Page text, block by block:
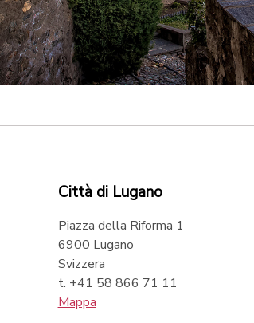
Città di Lugano
Piazza della Riforma 1
6900 Lugano
Svizzera
t. +41 58 866 71 11
Mappa